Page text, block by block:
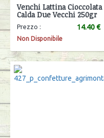
Venchi Lattina Cioccolata
Calda Due Vecchi 250gr
Prezzo : 14.40 €
Non Disponibile